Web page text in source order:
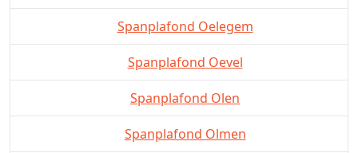
Spanplafond Oelegem
Spanplafond Oevel
Spanplafond Olen
Spanplafond Olmen